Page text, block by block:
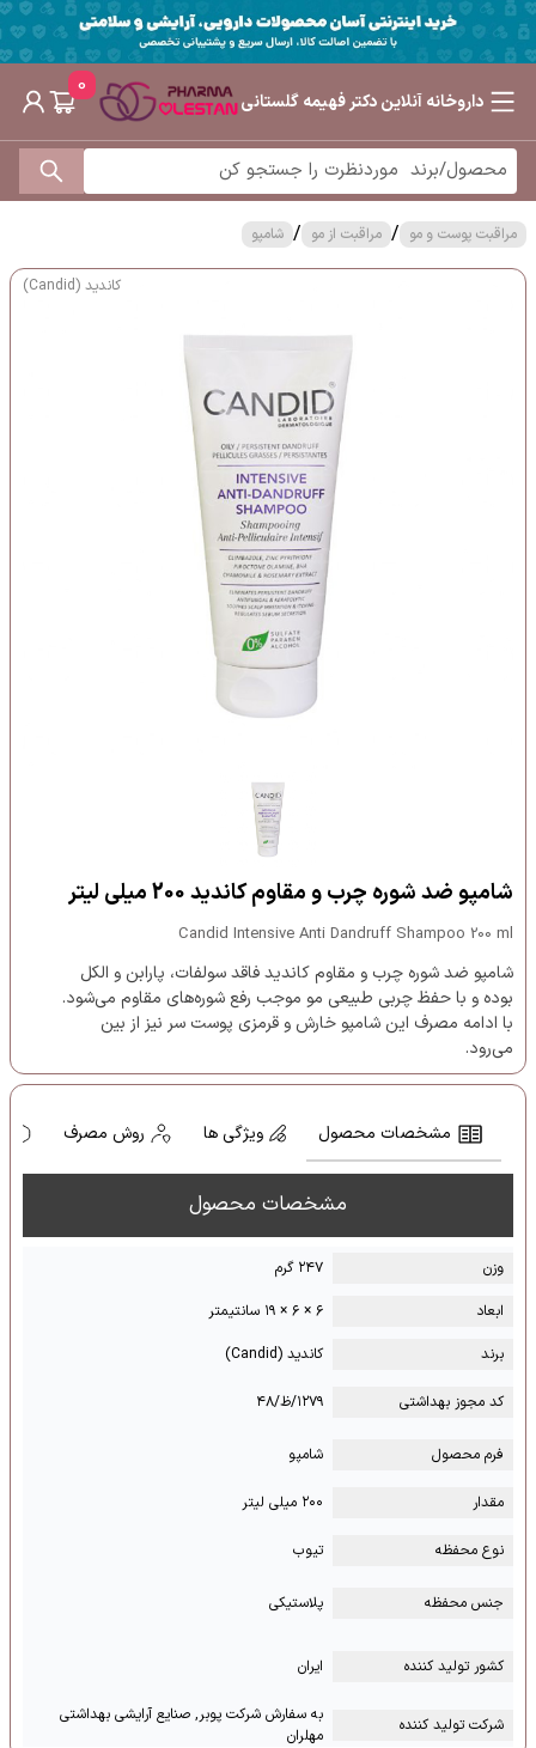
داروخانه آنلاین دکتر فهیمه گلستانی
0
مراقبت پوست و مو / مراقبت از مو / شامپو
کاندید (Candid)
شامپو ضد شوره چرب و مقاوم کاندید 200 میلی لیتر
Candid Intensive Anti Dandruff Shampoo 200 ml
شامپو ضد شوره چرب و مقاوم کاندید فاقد سولفات، پارابن و الکل
بوده و با حفظ چربی طبیعی مو موجب رفع شوره‌های مقاوم می‌شود.
با ادامه مصرف این شامپو خارش و قرمزی پوست سر نیز از بین
می‌رود.
مشخصات محصول ویژگی ها روش مصرف
مشخصات محصول
وزن
۲۴۷ گرم
ابعاد
۶ × ۶ × ۱۹ سانتیمتر
برند
کاندید (Candid)
کد مجوز بهداشتی ۱۲۷۹/ظ/۴۸
فرم محصول شامپو
مقدار ۲۰۰ میلی لیتر
نوع محفظه تیوب
جنس محفظه پلاستیکی
کشور تولید کننده ایران
شرکت تولید کننده
به سفارش شرکت پوبر, صنایع آرایشی بهداشتی
مهلران